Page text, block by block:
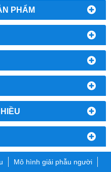
PHẨM
Mô hình giải phẫu người